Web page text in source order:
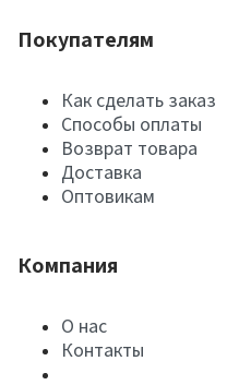
Покупателям
Как сделать заказ
Способы оплаты
Возврат товара
Доставка
Оптовикам
Компания
О нас
Контакты